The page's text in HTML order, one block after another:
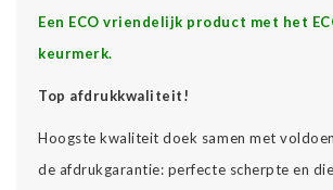
Een ECO vriendelijk product met het
keurmerk.
Top afdrukkwaliteit!
Hoogste kwaliteit doek samen met
de afdrukgarantie: perfecte scherpte en